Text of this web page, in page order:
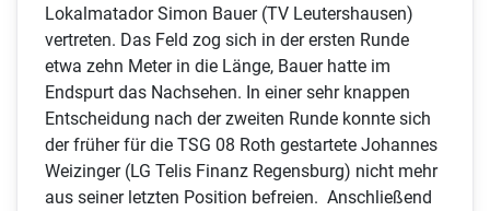
Lokalmatador Simon Bauer (TV Leutershausen)
vertreten. Das Feld zog sich in der ersten Runde
etwa zehn Meter in die Länge, Bauer hatte im
Endspurt das Nachsehen. In einer sehr knappen
Entscheidung nach der zweiten Runde konnte sich
der früher für die TSG 08 Roth gestartete Johannes
Weizinger (LG Telis Finanz Regensburg) nicht mehr
aus seiner letzten Position befreien. Anschließend